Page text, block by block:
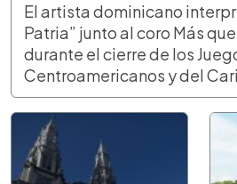
El artista dominicano
Patria” junto al coro Más
durante el cierre de los
Centroamericanos y del